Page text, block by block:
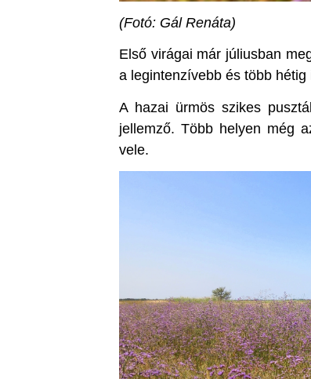
(Fotó: Gál Renáta)
Első virágai már júliusban
a legintenzívebb és több hétig
A hazai ürmös szikes
jellemző. Több helyen még
vele.